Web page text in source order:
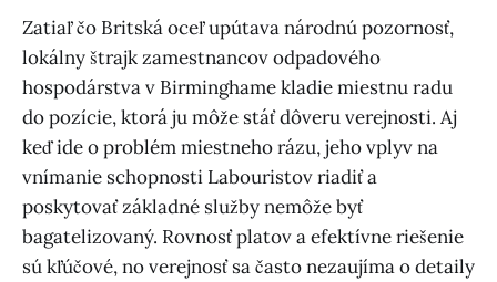
Zatiaľ čo Britská oceľ upútava národnú pozornosť,
lokálny štrajk zamestnancov odpadového
hospodárstva v Birminghame kladie miestnu radu
do pozície, ktorá ju môže stáť dôveru verejnosti. Aj
keď ide o problém miestneho rázu, jeho vplyv na
vnímanie schopnosti Labouristov riadiť a
poskytovať základné služby nemôže byť
bagatelizovaný. Rovnosť platov a efektívne riešenie
sú kľúčové, no verejnosť sa často nezaujíma o detaily